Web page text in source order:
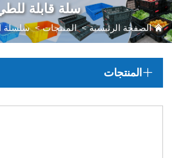
سلة قابلة
الصفحة الرئيسية>المنتجات>سلسلة
المنتجات